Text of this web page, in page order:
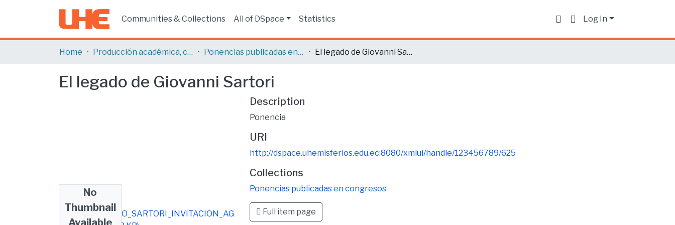
Communities & Collections All of DSpace Statistics Log In
Home Producción académica, científica y artística Ponencias publicadas en congresos El legado de Giovanni Sartori
El legado de Giovanni Sartori
No
Thumbnail
Available
FLACSO_LEGADO_SARTORI_INVITACION_AG
Description
Ponencia
URI
http://dspace.uhemisferios.edu.ec:8080/xmlui/handle/123456789/625
Collections
Ponencias publicadas en congresos
Full item page